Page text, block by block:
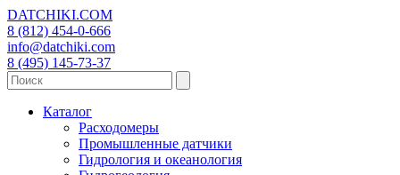
DATCHIKI.COM
8 (812) 454-0-666
info@datchiki.com
8 (495) 145-73-37
Каталог
Расходомеры
Промышленные датчики
Гидрология и океанология